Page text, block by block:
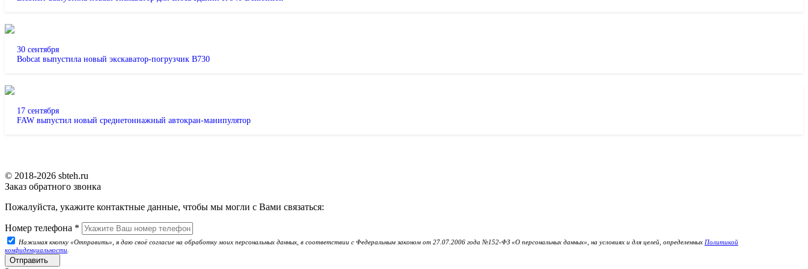
30 сентября
Bobcat выпустила новый экскаватор-погрузчик B730
17 сентября
FAW выпустил новый среднетоннажный автокран-манипулятор
© 2018-2026 sbteh.ru
Заказ обратного звонка
Пожалуйста, укажите контактные данные, чтобы мы могли с Вами связаться:
Номер телефона *
Нажимая кнопку «Отправить», я даю своё согласие на обработку моих персональных данных, в соответствии с Федеральным законом от 27.07.2006 года №152-ФЗ «О персональных данных», на условиях и для целей, определенных Политикой
конфиденциальности
Отправить